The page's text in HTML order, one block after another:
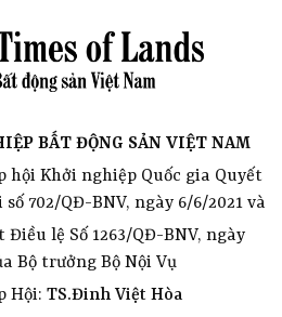
BẤT ĐỘNG SẢN VIỆT NAM
hội Khởi nghiệp Quốc gia Quyết
702/QĐ-BNV, ngày 6/6/2021 và
lệ Số 1263/QĐ-BNV, ngày
Bộ trưởng Bộ Nội Vụ
Hội: TS.Đinh Việt Hòa